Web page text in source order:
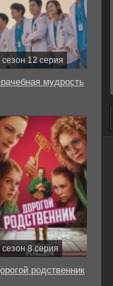
сезон 12 серия
мудрость
сезон 8 серия
родственник